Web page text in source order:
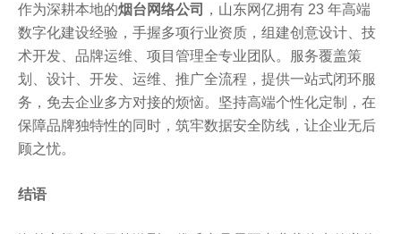
作为深耕本地的烟台网络公司
，山东网亿拥有 23 年高端
数字化建设经验，手握多项行业资质，组建创意设计、技
术开发、品牌运维、项目管理全专业团队。服务覆盖策
划、设计、开发、运维、推广全流程，提供一站式闭环服
务，免去企业多方对接的烦恼。坚持高端个性化定制，在
保障品牌独特性的同时，筑牢数据安全防线，让企业无后
顾之忧。
结语